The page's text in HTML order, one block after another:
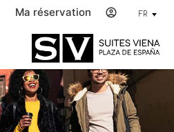
Ma réservation FR